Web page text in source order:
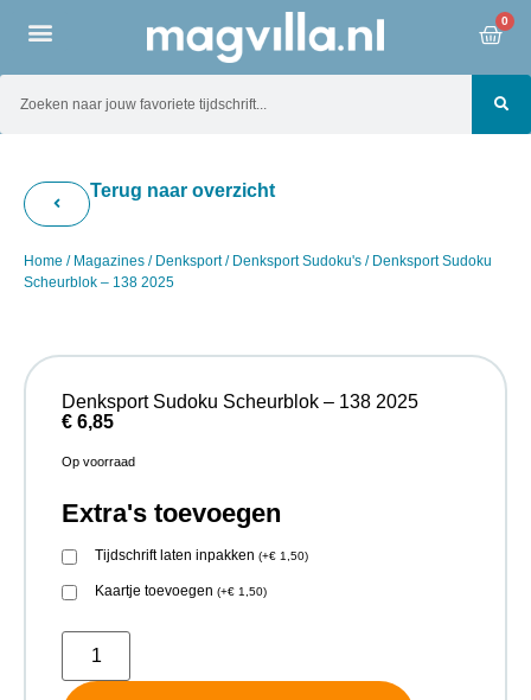
0
Terug naar overzicht
Home / Magazines / Denksport/ Denksport Sudoku's / Denksport Sudoku
Scheurblok – 138 2025
Denksport Sudoku Scheurblok – 138 2025
€ 6,85
Op voorraad
Extra's toevoegen
Tijdschrift laten inpakken (+€ 1,50)
Kaartje toevoegen (+€ 1,50)